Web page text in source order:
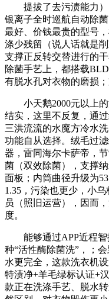
提拔了去污渍能力）
银离子全时巡航自动除
最好、价钱最贵的型号
涤少残留（说人话就是
支撑正反转交替进行的
除菌手艺上，都搭载
有脱水孔对衣物的磨损
小天鹅2000元以上的
结实，这里不反复，通
三洪流流的水魔方冷水
功能自从选择。绒毛过
器，雷同海尔卡萨帝，
菌（双效除菌），支撑
面板；内筒曲径升级为
1.35，污染也更少，小
员（照旧运营），因而
度。
能够通过APP近程智
种“活性酶除菌洗”，；
水更完全，这款洗衣机
特渍净+羊毛绿标认证+
款正在洗涤手艺、脱水